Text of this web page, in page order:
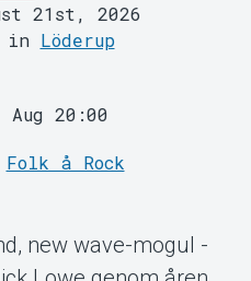
21st, 2026
Löderup
20:00
Folk å Rock
new wave-mogul -